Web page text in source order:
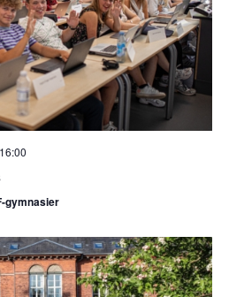
16:00
gymnasier